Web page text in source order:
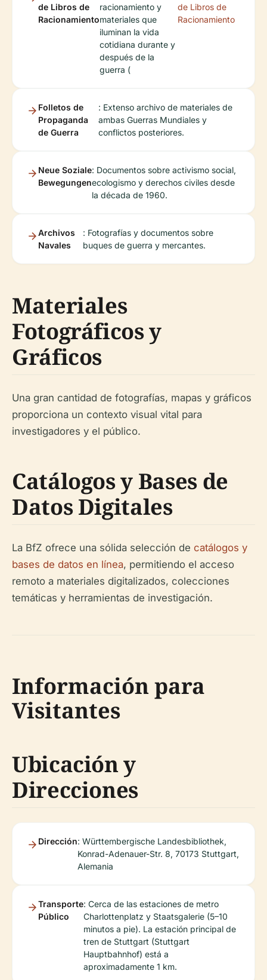
de Libros de
Racionamiento
racionamiento y
materiales que
iluminan la vida
cotidiana durante y
después de la
guerra (
de Libros de
Racionamiento
Folletos de
Propaganda
de Guerra
: Extenso archivo de materiales de
ambas Guerras Mundiales y
conflictos posteriores.
Neue Soziale
Bewegungen
: Documentos sobre activismo social,
ecologismo y derechos civiles desde
la década de 1960.
Archivos
Navales
: Fotografías y documentos sobre
buques de guerra y mercantes.
Materiales
Fotográficos y
Gráficos
Una gran cantidad de fotografías, mapas y gráficos
proporciona un contexto visual vital para
investigadores y el público.
Catálogos y Bases de
Datos Digitales
La BfZ ofrece una sólida selección de catálogos y
bases de datos en línea, permitiendo el acceso
remoto a materiales digitalizados, colecciones
temáticas y herramientas de investigación.
Información para
Visitantes
Ubicación y
Direcciones
Dirección: Württembergische Landesbibliothek,
Konrad-Adenauer-Str. 8, 70173 Stuttgart,
Alemania
Transporte
Público
: Cerca de las estaciones de metro
Charlottenplatz y Staatsgalerie (5–10
minutos a pie). La estación principal de
tren de Stuttgart (Stuttgart
Hauptbahnhof) está a
aproximadamente 1 km.